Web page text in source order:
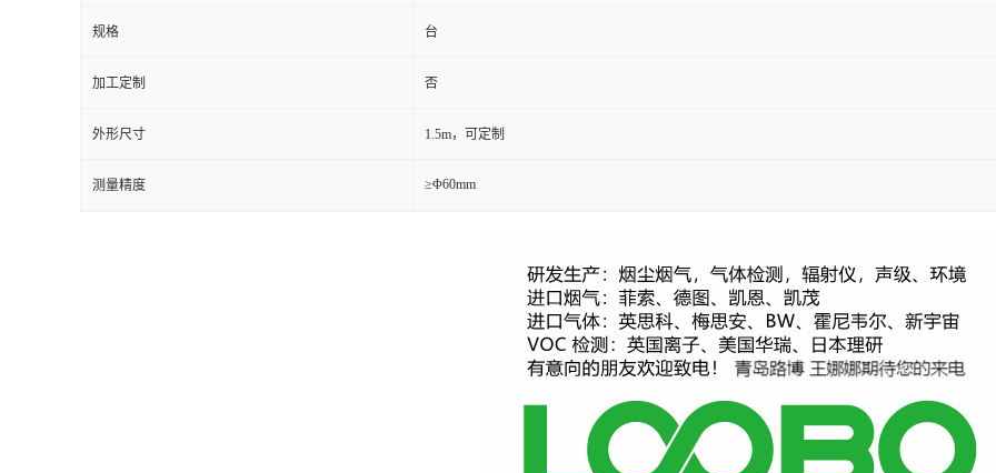
规格 台
加工定制 否
外形尺寸 1.5m，可定制
测量精度 ≥Φ60mm